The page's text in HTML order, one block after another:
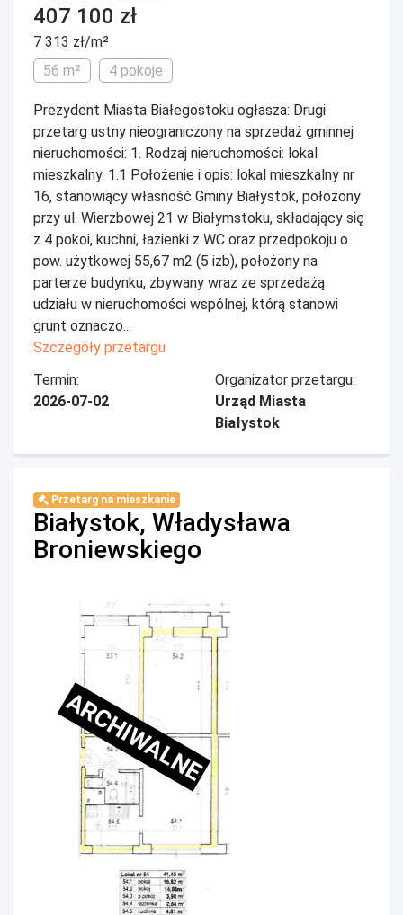
407 100 zł
7 313 zł/m²
56 m²
4 pokoje
Prezydent Miasta Białegostoku ogłasza: Drugi
przetarg ustny nieograniczony na sprzedaż gminnej
nieruchomości: 1. Rodzaj nieruchomości: lokal
mieszkalny. 1.1 Położenie i opis: lokal mieszkalny nr
16, stanowiący własność Gminy Białystok, położony
przy ul. Wierzbowej 21 w Białymstoku, składający się
z 4 pokoi, kuchni, łazienki z WC oraz przedpokoju o
pow. użytkowej 55,67 m2 (5 izb), położony na
parterze budynku, zbywany wraz ze sprzedażą
udziału w nieruchomości wspólnej, którą stanowi
grunt oznaczo...
Szczegóły przetargu
Termin:
2026-07-02
Organizator przetargu:
Urząd Miasta
Białystok
Przetarg na mieszkanie
Białystok, Władysława
Broniewskiego
ARCHIWALNE